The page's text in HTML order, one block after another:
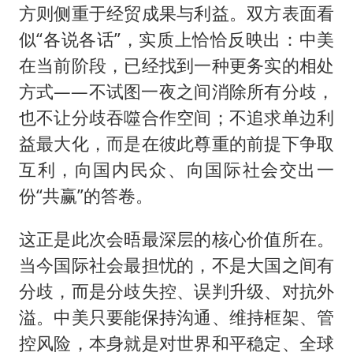
方则侧重于经贸成果与利益。双方表面看
似“各说各话”，实质上恰恰反映出：中美
在当前阶段，已经找到一种更务实的相处
方式——不试图一夜之间消除所有分歧，
也不让分歧吞噬合作空间；不追求单边利
益最大化，而是在彼此尊重的前提下争取
互利，向国内民众、向国际社会交出一
份“共赢”的答卷。
这正是此次会晤最深层的核心价值所在。
当今国际社会最担忧的，不是大国之间有
分歧，而是分歧失控、误判升级、对抗外
溢。中美只要能保持沟通、维持框架、管
控风险，本身就是对世界和平稳定、全球